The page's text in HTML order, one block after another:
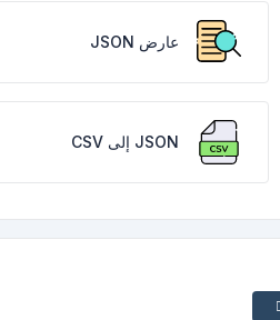
عارض JSON
JSON إلى CSV